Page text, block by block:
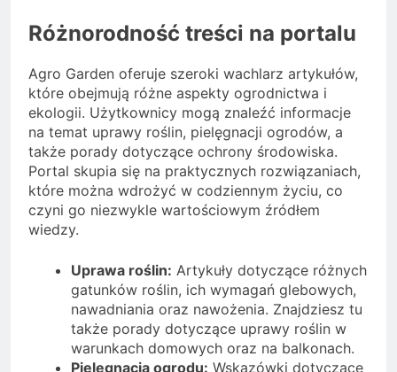
Różnorodność treści na portalu
Agro Garden oferuje szeroki wachlarz artykułów,
które obejmują różne aspekty ogrodnictwa i
ekologii. Użytkownicy mogą znaleźć informacje
na temat uprawy roślin, pielęgnacji ogrodów, a
także porady dotyczące ochrony środowiska.
Portal skupia się na praktycznych rozwiązaniach,
które można wdrożyć w codziennym życiu, co
czyni go niezwykle wartościowym źródłem
wiedzy.
Uprawa roślin: Artykuły dotyczące różnych
gatunków roślin, ich wymagań glebowych,
nawadniania oraz nawożenia. Znajdziesz tu
także porady dotyczące uprawy roślin w
warunkach domowych oraz na balkonach.
Pielęgnacja ogrodu: Wskazówki dotyczące